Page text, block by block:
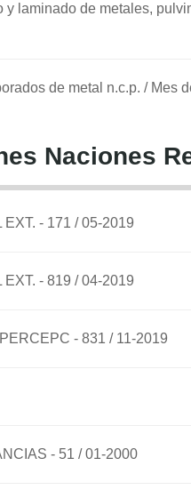
y laminado de metales,
de metal n.c.p. / Mes
Naciones
EXT. - 171 /05-2019
EXT. - 819 /04-2019
- 831 / 11-2019
- 51 /01-2000